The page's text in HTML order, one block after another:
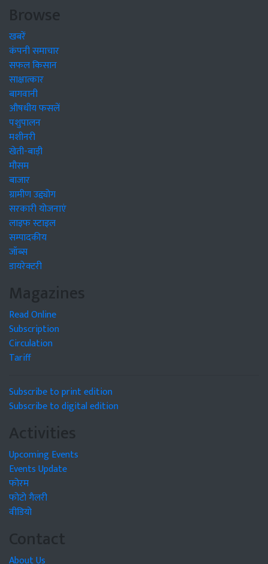
Browse
खबरें
कंपनी समाचार
सफल किसान
साक्षात्कार
बागवानी
औषधीय फसलें
पशुपालन
मशीनरी
खेती-बाड़ी
मौसम
बाजार
ग्रामीण उद्द्योग
सरकारी योजनाएं
लाइफ स्टाइल
सम्पादकीय
जॉब्स
डायरेक्टरी
Magazines
Read Online
Subscription
Circulation
Tariff
Subscribe to print edition
Subscribe to digital edition
Activities
Upcoming Events
Events Update
फोरम
फोटो गैलरी
वीडियो
Contact
About Us